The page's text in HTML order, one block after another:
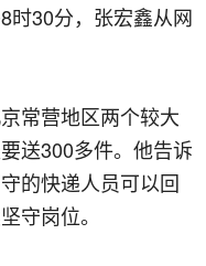
时30分，张宏鑫从网
常营地区两个较大
送300多件。他告诉
的快递人员可以回
守岗位。